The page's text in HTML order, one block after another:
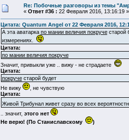
Re: Побочные разговоры из темы
« Ответ #36 : 22 Февраля 2016, 13:16:19 »
Цитата: Quantum Angel от 22 Февраля 2016,
А эта аватарка по мании величия покручестарой
измерениях.
Цитата:
по мании величия покруче
Значит, привыкли уже .. вижу - не страдаете
Цитата:
покручестарой будет
Не вижу
, не чувствую
Цитата:
Живой Трибунал живет сразу во всех
.. значит, этого нет
Не верю! (По Станиславскому
)